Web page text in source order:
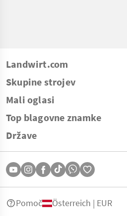
Landwirt.com
Skupine strojev
Mali oglasi
Top blagovne znamke
Države
Pomoč Österreich | EUR